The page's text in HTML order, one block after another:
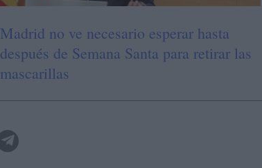
Madrid no ve necesario esperar hasta
después de Semana Santa para retirar las
mascarillas